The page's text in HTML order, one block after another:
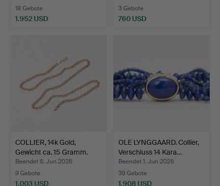
18 Gebote
1.952 USD
3 Gebote
760 USD
COLLIER, 14k Gold,
Gewicht ca. 15 Gramm.
Beendet 6. Jun 2026
9 Gebote
1.003 USD
OLE LYNGGAARD. Collier,
Verschluss 14 Kara…
Beendet 1. Jun 2026
39 Gebote
1.908 USD